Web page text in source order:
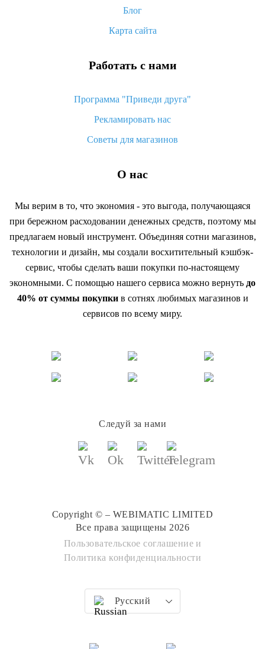
возврата денег
Блог
Карта сайта
Работать с нами
Программа "Приведи друга"
Рекламировать нас
Советы для магазинов
О нас
Мы верим в то, что экономия - это выгода, получающаяся
при бережном расходовании денежных средств, поэтому мы
предлагаем новый инструмент. Объединяя сотни магазинов,
технологии и дизайн, мы создали восхитительный кэшбэк-
сервис, чтобы сделать ваши покупки по-настоящему
экономными. С помощью нашего сервиса можно вернуть до
40% от суммы покупкив сотнях любимых магазинов и
сервисов по всему миру.
Следуй за нами
Copyright © – WEBIMATIC LIMITED
Все права защищены 2026
Пользовательское соглашение и
Политика конфиденциальности
Русский